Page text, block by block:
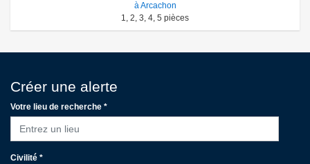
à Arcachon
1, 2, 3, 4, 5 pièces
Créer une alerte
Votre lieu de recherche *
Entrez un lieu
Civilité *